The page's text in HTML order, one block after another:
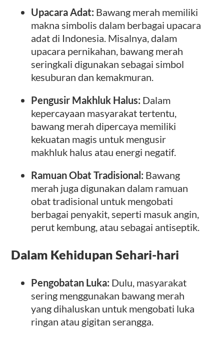
Upacara Adat: Bawang merah memiliki
makna simbolis dalam berbagai upacara
adat di Indonesia. Misalnya, dalam
upacara pernikahan, bawang merah
seringkali digunakan sebagai simbol
kesuburan dan kemakmuran.
Pengusir Makhluk Halus: Dalam
kepercayaan masyarakat tertentu,
bawang merah dipercaya memiliki
kekuatan magis untuk mengusir
makhluk halus atau energi negatif.
Ramuan Obat Tradisional: Bawang
merah juga digunakan dalam ramuan
obat tradisional untuk mengobati
berbagai penyakit, seperti masuk angin,
perut kembung, atau sebagai antiseptik.
Dalam Kehidupan Sehari-hari
Pengobatan Luka: Dulu, masyarakat
sering menggunakan bawang merah
yang dihaluskan untuk mengobati luka
ringan atau gigitan serangga.